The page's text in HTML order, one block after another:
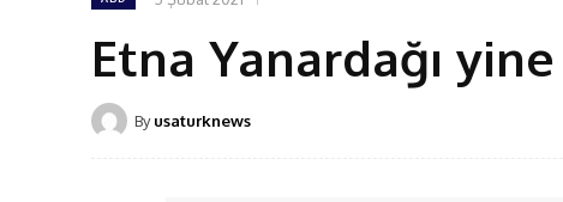
Etna Yanardağı
By usaturknews